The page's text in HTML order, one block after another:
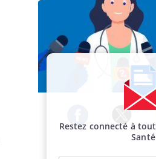
Facebook Twitter
Restez connecté à
Santé